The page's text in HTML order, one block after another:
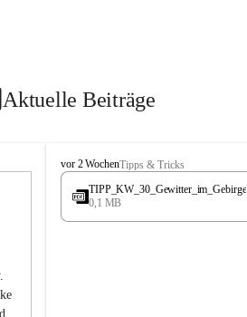
Aktuelle Beiträge
L
a
e
vor 2 WochenTipps & Tricks
TIPP_KW_30_Gewitter_im_Gebirge
0,1 MB